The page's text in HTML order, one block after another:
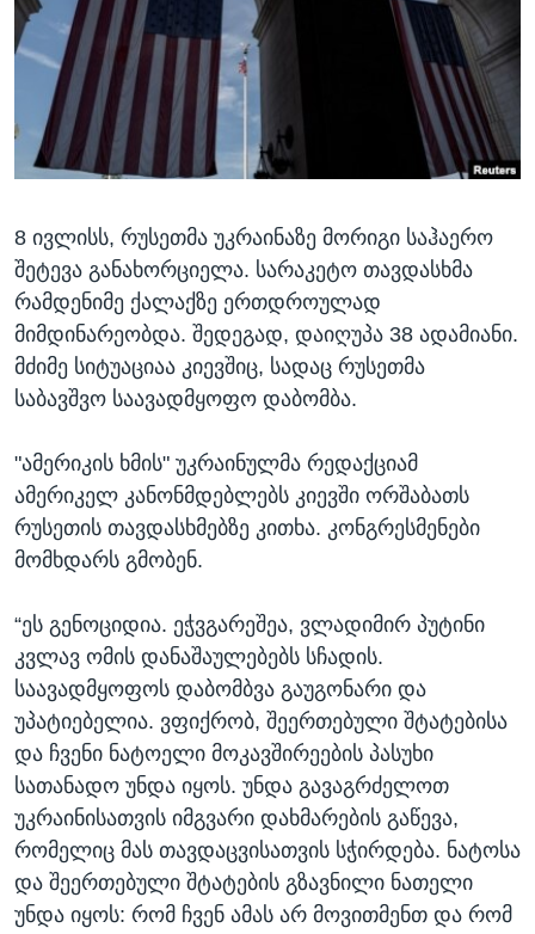
ᲡᲢᲣᲓᲘᲐ ᲕᲐᲨᲘᲜᲒᲢᲝᲜᲘ
ᲔᲙᲝᲜᲝᲛᲘᲙᲐ
ᲯᲐᲜᲛᲠᲗᲔᲚᲝᲑᲐ
ᲛᲔᲪᲜᲘᲔᲠᲔᲑᲐ
ᲘᲜᲢᲔᲠᲕᲘᲣ
ᲒᲐᲚᲘᲚᲔᲝ
ᲓᲔᲖᲘᲜᲤᲝᲠᲛᲐᲪᲘᲐ
Learning English
ᲗᲕᲐᲚᲘ ᲒᲕᲐᲓᲔᲕᲜᲔᲗ
8 ივლისს, რუსეთმა უკრაინაზე მორიგი საჰაერო
შეტევა განახორციელა. სარაკეტო თავდასხმა
რამდენიმე ქალაქზე ერთდროულად
მიმდინარეობდა. შედეგად, დაიღუპა 38 ადამიანი.
მძიმე სიტუაციაა კიევშიც, სადაც რუსეთმა
საბავშვო საავადმყოფო დაბომბა.
"ამერიკის ხმის" უკრაინულმა რედაქციამ
ამერიკელ კანონმდებლებს კიევში ორშაბათს
რუსეთის თავდასხმებზე კითხა. კონგრესმენები
მომხდარს გმობენ.
“ეს გენოციდია. ეჭვგარეშეა, ვლადიმირ პუტინი
კვლავ ომის დანაშაულებებს სჩადის.
საავადმყოფოს დაბომბვა გაუგონარი და
უპატიებელია. ვფიქრობ, შეერთებული შტატებისა
და ჩვენი ნატოელი მოკავშირეების პასუხი
სათანადო უნდა იყოს. უნდა გავაგრძელოთ
უკრაინისათვის იმგვარი დახმარების გაწევა,
რომელიც მას თავდაცვისათვის სჭირდება. ნატოსა
და შეერთებული შტატების გზავნილი ნათელი
უნდა იყოს: რომ ჩვენ ამას არ მოვითმენთ და რომ